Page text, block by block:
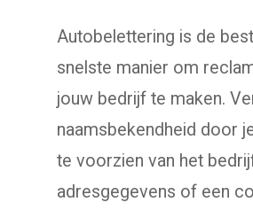
Autobelettering is de
snelste manier om
jouw bedrijf te maken.
naamsbekendheid door
te voorzien van het
adresgegevens of een